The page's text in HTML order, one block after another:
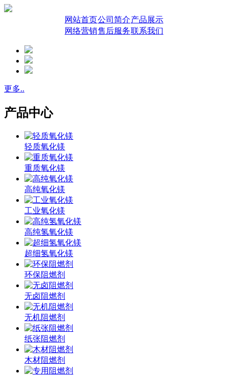
网站首页公司简介产品展示
网络营销售后服务联系我们
更多..
产品中心
轻质氧化镁
重质氧化镁
高纯氧化镁
工业氧化镁
高纯氢氧化镁
超细氢氧化镁
环保阻燃剂
无卤阻燃剂
无机阻燃剂
纸张阻燃剂
木材阻燃剂